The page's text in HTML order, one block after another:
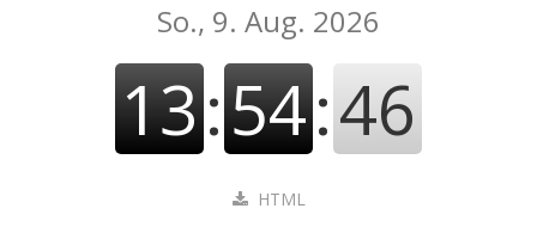
So., 9. Aug. 2026
13:54:46
HTML